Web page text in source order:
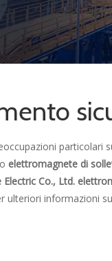
particolari
elettromagnete di
Co., Ltd.
ulteriori informazioni